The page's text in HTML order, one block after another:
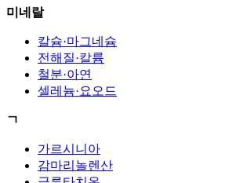
미네랄
칼슘·마그네슘
전해질·칼륨
철분·아연
셀레늄·요오드
ㄱ
가르시니아
감마리놀렌산